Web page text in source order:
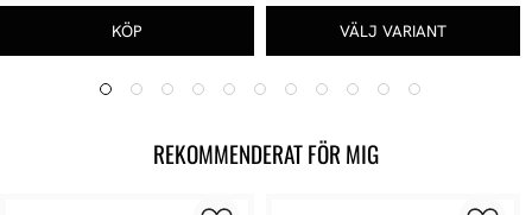
REKOMMENDERAT FÖR MIG